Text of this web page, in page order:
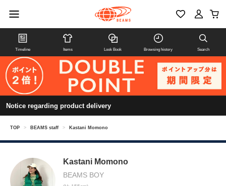
Timeline Items Look Book Browsing history Search
Notice regarding product delivery
TOP > BEAMS staff > Kastani Momono
Kastani Momono
BEAMS BOY